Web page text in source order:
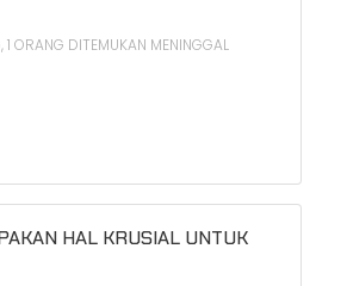
ORANG DITEMUKAN MENINGGAL
HAL KRUSIAL UNTUK